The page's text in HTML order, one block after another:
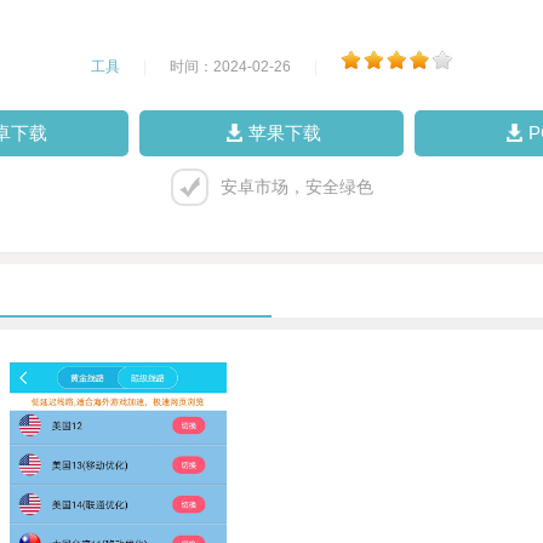
工具 时间：2024-02-26
下载 苹果下载
安卓市场，安全绿色